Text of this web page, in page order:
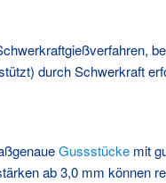
durch Schwerkraft
Gussstücke mit
ab 3,0 mm können